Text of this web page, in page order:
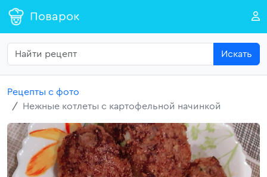
Поварок
Искать
Рецепты с фото
Нежные котлеты с картофельной начинкой